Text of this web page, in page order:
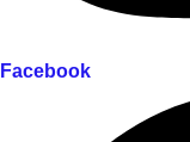
Facebook